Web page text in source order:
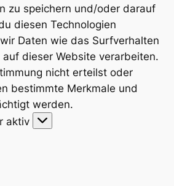
zu speichern und/oder darauf
diesen Technologien
Daten wie das Surfverhalten
dieser Website verarbeiten.
nicht erteilst oder
bestimmte Merkmale und
werden.
aktiv